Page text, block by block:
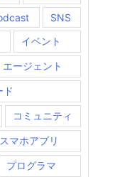
SNS
イベント
エージェント
ド
コミュニティ
スマホアプリ
プログラマ